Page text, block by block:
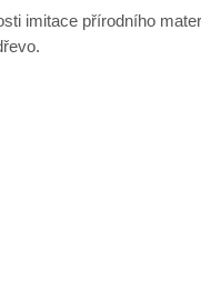
imitace přírodního